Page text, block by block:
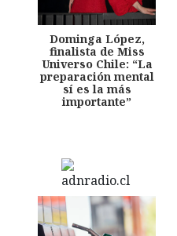
Dominga López,
finalista de Miss
Universo Chile: “La
preparación mental
sí es la más
importante”